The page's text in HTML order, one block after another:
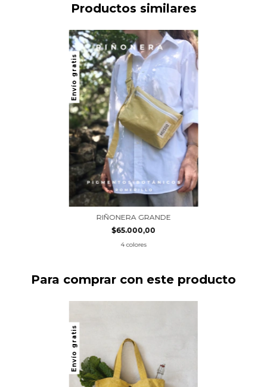
Productos similares
Envío gratis
RIÑONERA GRANDE
$65.000,00
4 colores
Para comprar con este producto
Envío gratis